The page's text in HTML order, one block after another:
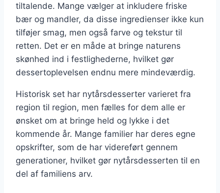
tiltalende. Mange vælger at inkludere friske
bær og mandler, da disse ingredienser ikke kun
tilføjer smag, men også farve og tekstur til
retten. Det er en måde at bringe naturens
skønhed ind i festlighederne, hvilket gør
dessertoplevelsen endnu mere mindeværdig.
Historisk set har nytårsdesserter varieret fra
region til region, men fælles for dem alle er
ønsket om at bringe held og lykke i det
kommende år. Mange familier har deres egne
opskrifter, som de har videreført gennem
generationer, hvilket gør nytårsdesserten til en
del af familiens arv.